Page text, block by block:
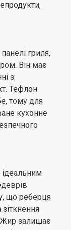
гриля,
Він має
з
Тефлон
тому для
кухонне
ідеальним
що реберця
зіткнення
Жир залишає